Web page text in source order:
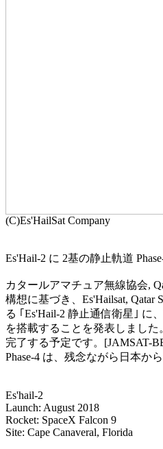
Es'Hail-2 に 2基の静止軌道
カタールアマチュア無線協会,
構想に基づき、Es'Hailsat, Qatar
る ｢Es'Hail-2 静止通信衛星｣ に
を搭載することを発表しまし
完了する予定です。[JAMSAT-
Phase-4 は、残念ながら日本か
Es'hail-2
Launch: August 2018
Rocket: SpaceX Falcon 9
Site: Cape Canaveral, Florida